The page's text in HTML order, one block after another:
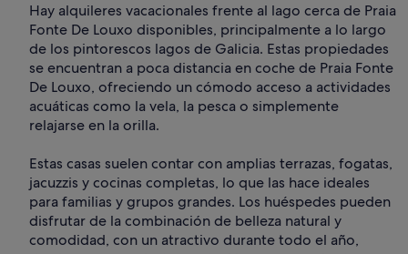
Hay alquileres vacacionales frente al lago cerca de Praia
Fonte De Louxo disponibles, principalmente a lo largo
de los pintorescos lagos de Galicia. Estas propiedades
se encuentran a poca distancia en coche de Praia Fonte
De Louxo, ofreciendo un cómodo acceso a actividades
acuáticas como la vela, la pesca o simplemente
relajarse en la orilla.
Estas casas suelen contar con amplias terrazas, fogatas,
jacuzzis y cocinas completas, lo que las hace ideales
para familias y grupos grandes. Los huéspedes pueden
disfrutar de la combinación de belleza natural y
comodidad, con un atractivo durante todo el año,